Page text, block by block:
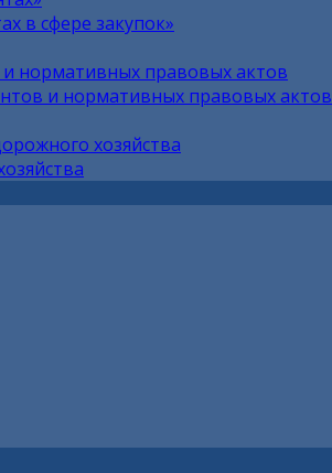
в сфере закупок»
нормативных правовых актов
и нормативных правовых актов
хозяйства